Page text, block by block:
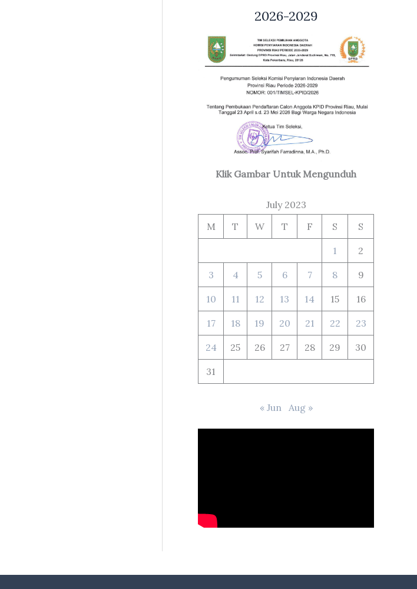
2026-2029
Klik Gambar Untuk Mengunduh
July 2023
M
T W T F S S
1 2
3 4 5 6 7 8 9
10 11 12 13 14 15 16
17 18 19 20 21 22 23
24 25 26 27 28 29 30
31
« Jun Aug »